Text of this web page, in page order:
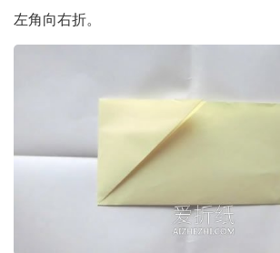
左角向右折。